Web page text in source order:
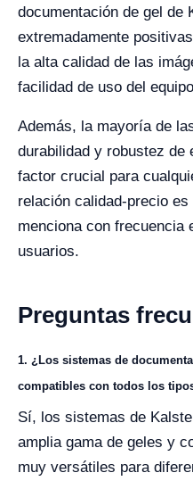
documentación de gel de
extremadamente
la alta calidad de las
facilidad de uso del
Además, la mayoría de
durabilidad y robustez de
factor crucial para
relación calidad-precio
menciona con frecuencia
usuarios.
Preguntas
1. ¿Los sistemas de
compatibles con todos los
Sí, los sistemas de
amplia gama de geles y
muy versátiles para